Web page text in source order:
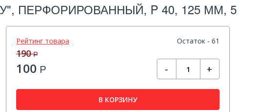
ПЕРФОРИРОВАННЫЙ, P 40, 125 ММ, 5 ШТ.
Рейтинг товара Остаток - 61
190Р
100 Р - +
В КОРЗИНУ